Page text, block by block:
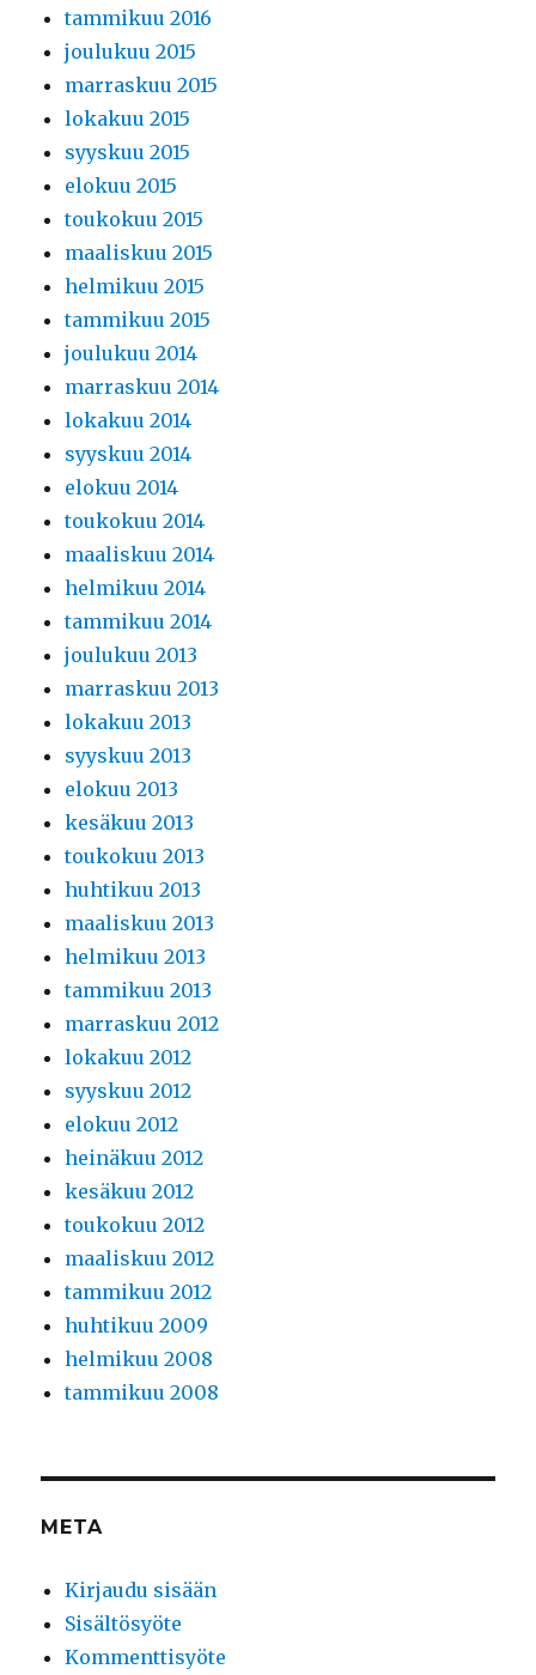
tammikuu 2016
joulukuu 2015
marraskuu 2015
lokakuu 2015
syyskuu 2015
elokuu 2015
toukokuu 2015
maaliskuu 2015
helmikuu 2015
tammikuu 2015
joulukuu 2014
marraskuu 2014
lokakuu 2014
syyskuu 2014
elokuu 2014
toukokuu 2014
maaliskuu 2014
helmikuu 2014
tammikuu 2014
joulukuu 2013
marraskuu 2013
lokakuu 2013
syyskuu 2013
elokuu 2013
kesäkuu 2013
toukokuu 2013
huhtikuu 2013
maaliskuu 2013
helmikuu 2013
tammikuu 2013
marraskuu 2012
lokakuu 2012
syyskuu 2012
elokuu 2012
heinäkuu 2012
kesäkuu 2012
toukokuu 2012
maaliskuu 2012
tammikuu 2012
huhtikuu 2009
helmikuu 2008
tammikuu 2008
META
Kirjaudu sisään
Sisältösyöte
Kommenttisyöte